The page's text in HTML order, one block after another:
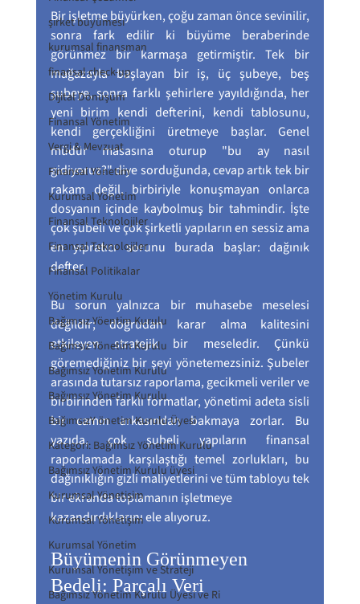
şirket büyümesi
kurumsal finansman
finansal check-up
Dijital Dönüşüm
Finansal Yönetim
Vergi & Mevzuat
Finansal Yönetim
Kurumsal Yönetim
Finansal Teknolojiler
Finansal Teknolojiler
Finansal Politikalar
Yönetim Kurulu
Bağımsız Yöentim Kurulu
Bağımsız Yönetim Kurulu
Bağımsız Yönetim Kurulu
Bağımsız Yönetim Kurulu
BağımsızY önetim Kurulu Üyesi
Kategori: Bağımsız Yönetim Kurulu
Bağımsız Yönetim Kurulu üyesi
Kurumsal Yönetişim
Kurumsal Yönetişim
Kurumsal Yönetim
Kurumsal Yönetişim ve Strateji
Bağımsız Yönetim Kurulu Üyesi ve Ri
Bir işletme büyürken, çoğu zaman önce sevinilir,
sonra fark edilir ki büyüme beraberinde
görünmez bir karmaşa getirmiştir. Tek bir
mağazayla başlayan bir iş, üç şubeye, beş
şubeye, sonra farklı şehirlere yayıldığında, her
yeni birim kendi defterini, kendi tablosunu,
kendi gerçekliğini üretmeye başlar. Genel
müdür masasına oturup "bu ay nasıl
gidiyoruz?" diye sorduğunda, cevap artık tek bir
rakam değil, birbiriyle konuşmayan onlarca
dosyanın içinde kaybolmuş bir tahmindir. İşte
çok şubeli ve çok şirketli yapıların en sessiz ama
en yıpratıcı sorunu burada başlar: dağınık
defter.
Bu sorun yalnızca bir muhasebe meselesi
değildir; doğrudan karar alma kalitesini
etkileyen stratejik bir meseledir. Çünkü
göremediğiniz bir şeyi yönetemezsiniz. Şubeler
arasında tutarsız raporlama, gecikmeli veriler ve
birbirinden farklı formatlar, yönetimi adeta sisli
bir camın arkasından bakmaya zorlar. Bu
yazıda, çok şubeli yapıların finansal
raporlamada karşılaştığı temel zorlukları, bu
dağınıklığın gizli maliyetlerini ve tüm tabloyu tek
bir ekranda toplamanın işletmeye
kazandırdıklarını ele alıyoruz.
Büyümenin Görünmeyen
Bedeli: Parçalı Veri